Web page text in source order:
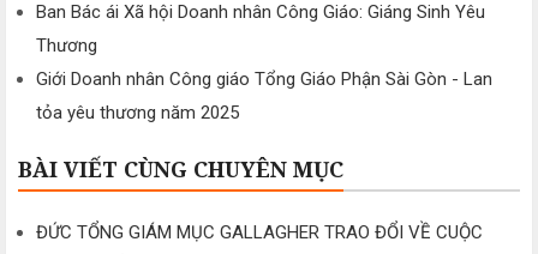
Ban Bác ái Xã hội Doanh nhân Công Giáo: Giáng Sinh Yêu
Thương
Giới Doanh nhân Công giáo Tổng Giáo Phận Sài Gòn - Lan
tỏa yêu thương năm 2025
BÀI VIẾT CÙNG CHUYÊN MỤC
ĐỨC TỔNG GIÁM MỤC GALLAGHER TRAO ĐỔI VỀ CUỘC